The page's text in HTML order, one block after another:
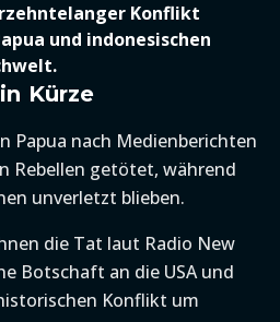
Konflikt
und indonesischen
Kürze
Papua nach Medienberichten
Rebellen getötet, während
unverletzt blieben.
die Tat laut Radio New
Botschaft an die USA und
Konflikt um